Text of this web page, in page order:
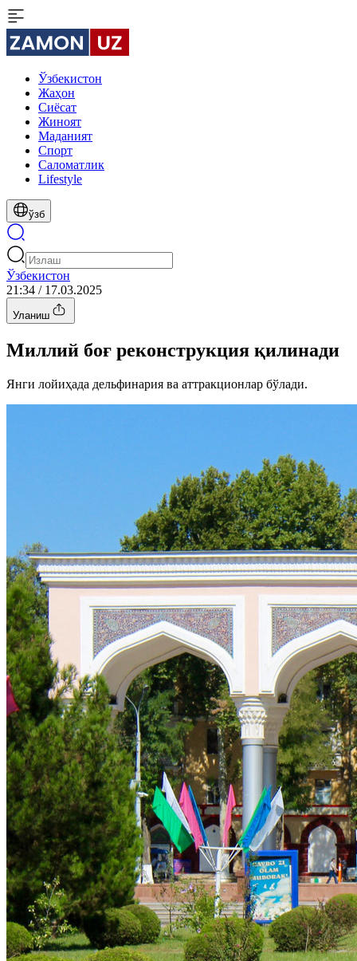
Ўзбекистон
Жаҳон
Сиёсат
Жиноят
Маданият
Спорт
Cаломатлик
Lifestyle
ўзб
Ўзбекистон
21:34 / 17.03.2025
Уланиш
Миллий боғ реконструкция қилинади
Янги лойиҳада дельфинария ва аттракционлар бўлади.